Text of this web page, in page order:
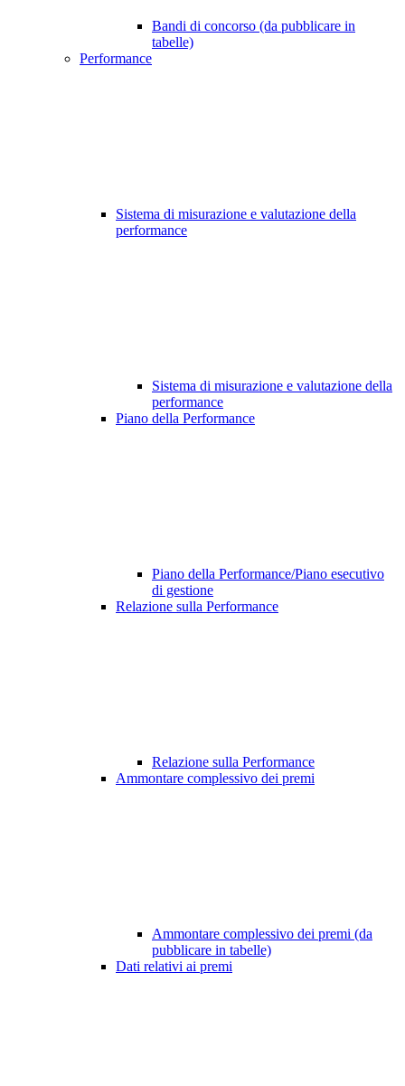
Bandi di concorso (da pubblicare in
tabelle)
Performance
Sistema di misurazione e valutazione della
performance
Sistema di misurazione e valutazione della
performance
Piano della Performance
Piano della Performance/Piano esecutivo
di gestione
Relazione sulla Performance
Relazione sulla Performance
Ammontare complessivo dei premi
Ammontare complessivo dei premi (da
pubblicare in tabelle)
Dati relativi ai premi